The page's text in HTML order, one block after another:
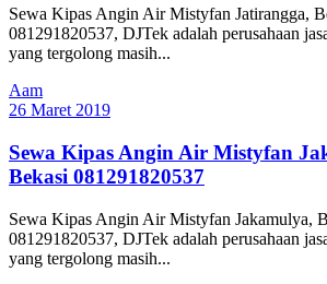
Sewa Kipas Angin Air Mistyfan Jatirangga,
081291820537, DJTek adalah perusahaan
yang tergolong masih...
Aam
26 Maret 2019
Sewa Kipas Angin Air Mistyfan
Bekasi 081291820537
Sewa Kipas Angin Air Mistyfan Jakamulya,
081291820537, DJTek adalah perusahaan
yang tergolong masih...